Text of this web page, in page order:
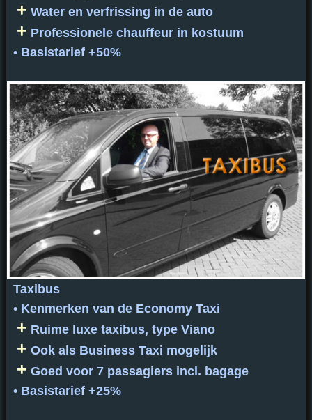
+ Water en verfrissing in de auto
+ Professionele chauffeur in kostuum
• Basistarief +50%
Taxibus
• Kenmerken van de Economy Taxi
+ Ruime luxe taxibus, type Viano
+ Ook als Business Taxi mogelijk
+ Goed voor 7 passagiers incl. bagage
• Basistarief +25%